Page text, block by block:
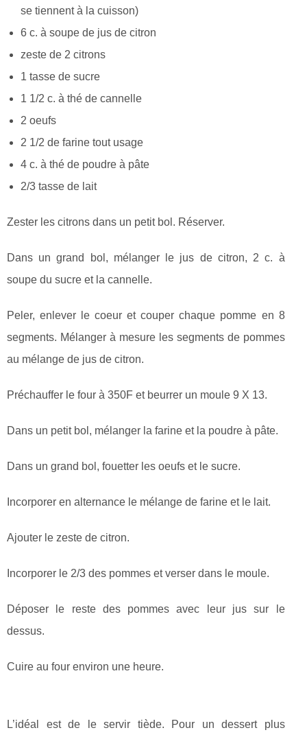
se tiennent à la cuisson)
6 c. à soupe de jus de citron
zeste de 2 citrons
1 tasse de sucre
1 1/2 c. à thé de cannelle
2 oeufs
2 1/2 de farine tout usage
4 c. à thé de poudre à pâte
2/3 tasse de lait
Zester les citrons dans un petit bol. Réserver.
Dans un grand bol, mélanger le jus de citron, 2 c. à
soupe du sucre et la cannelle.
Peler, enlever le coeur et couper chaque pomme en 8
segments. Mélanger à mesure les segments de pommes
au mélange de jus de citron.
Préchauffer le four à 350F et beurrer un moule 9 X 13.
Dans un petit bol, mélanger la farine et la poudre à pâte.
Dans un grand bol, fouetter les oeufs et le sucre.
Incorporer en alternance le mélange de farine et le lait.
Ajouter le zeste de citron.
Incorporer le 2/3 des pommes et verser dans le moule.
Déposer le reste des pommes avec leur jus sur le
dessus.
Cuire au four environ une heure.
L’idéal est de le servir tiède. Pour un dessert plus